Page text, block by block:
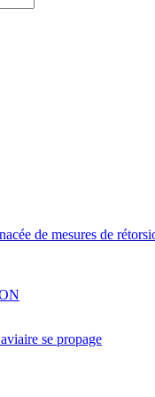
de mesures de
se propage